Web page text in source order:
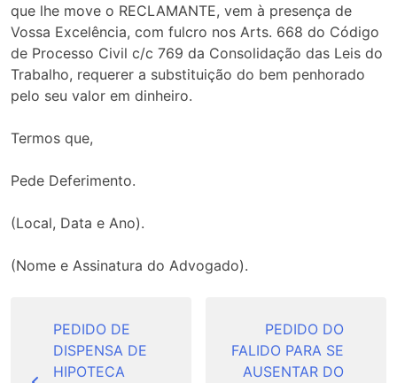
que lhe move o RECLAMANTE, vem à presença de
Vossa Excelência, com fulcro nos Arts. 668 do Código
de Processo Civil c/c 769 da Consolidação das Leis do
Trabalho, requerer a substituição do bem penhorado
pelo seu valor em dinheiro.
Termos que,
Pede Deferimento.
(Local, Data e Ano).
(Nome e Assinatura do Advogado).
Post
PEDIDO DE
DISPENSA DE
HIPOTECA
PEDIDO DO
FALIDO PARA SE
AUSENTAR DO